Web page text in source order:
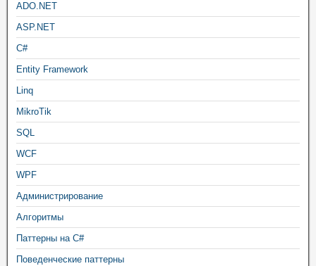
ADO.NET
ASP.NET
C#
Entity Framework
Linq
MikroTik
SQL
WCF
WPF
Администрирование
Алгоритмы
Паттерны на C#
Поведенческие паттерны